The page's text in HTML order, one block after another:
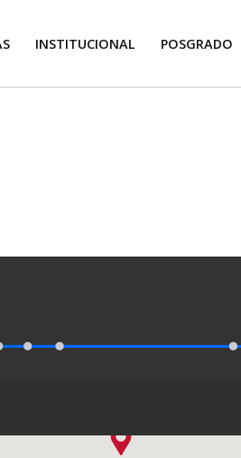
INSTITUCIONAL POSGRADO